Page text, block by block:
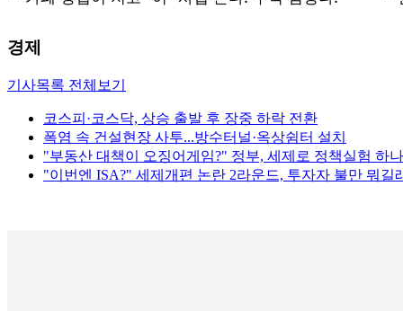
경제
기사목록 전체보기
코스피·코스닥, 상승 출발 후 장중 하락 전환
폭염 속 건설현장 사투...방수터널·옥상쉼터 설치
"부동산 대책이 오징어게임?" 정부, 세제로 정책실험 하
"이번엔 ISA?" 세제개편 논란 2라운드, 투자자 불만 뭐길